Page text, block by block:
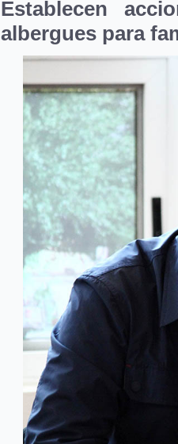
Establecen
albergues para